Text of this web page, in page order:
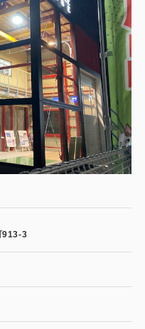
なたにナガワがお薦めの理由
カタログ
社概要
よくあるご質問
問い合わせ
913-3